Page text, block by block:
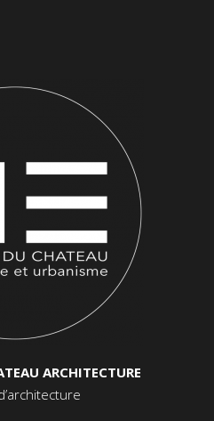
ARCHITECTURE